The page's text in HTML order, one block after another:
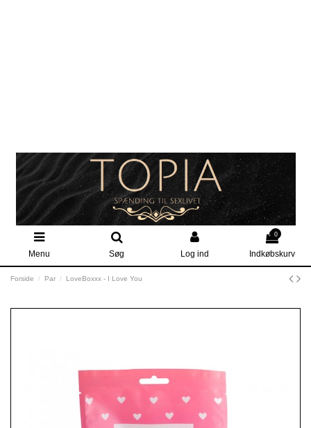
Menu Søg Log ind
0
Indkøbskurv
Forside Par LoveBoxxx - I Love You